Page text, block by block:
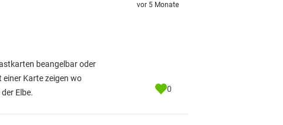
beangelbar oder
Karte zeigen wo
Elbe.
vor 5 Monate
0